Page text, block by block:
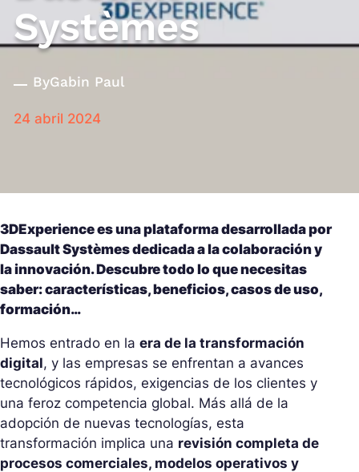
Systèmes
ByGabin Paul
24 abril 2024
3DExperience es una plataforma desarrollada por
Dassault Systèmes dedicada a la colaboración y
la innovación. Descubre todo lo que necesitas
saber: características, beneficios, casos de uso,
formación…
Hemos entrado en la era de la transformación
digital, y las empresas se enfrentan a avances
tecnológicos rápidos, exigencias de los clientes y
una feroz competencia global. Más allá de la
adopción de nuevas tecnologías, esta
transformación implica una revisión completa de
procesos comerciales, modelos operativos y